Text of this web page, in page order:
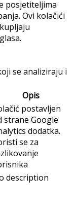
posjetiteljima
Ovi kolačići
se analiziraju i
Opis
postavljen
strane Google
dodatka.
se za
description